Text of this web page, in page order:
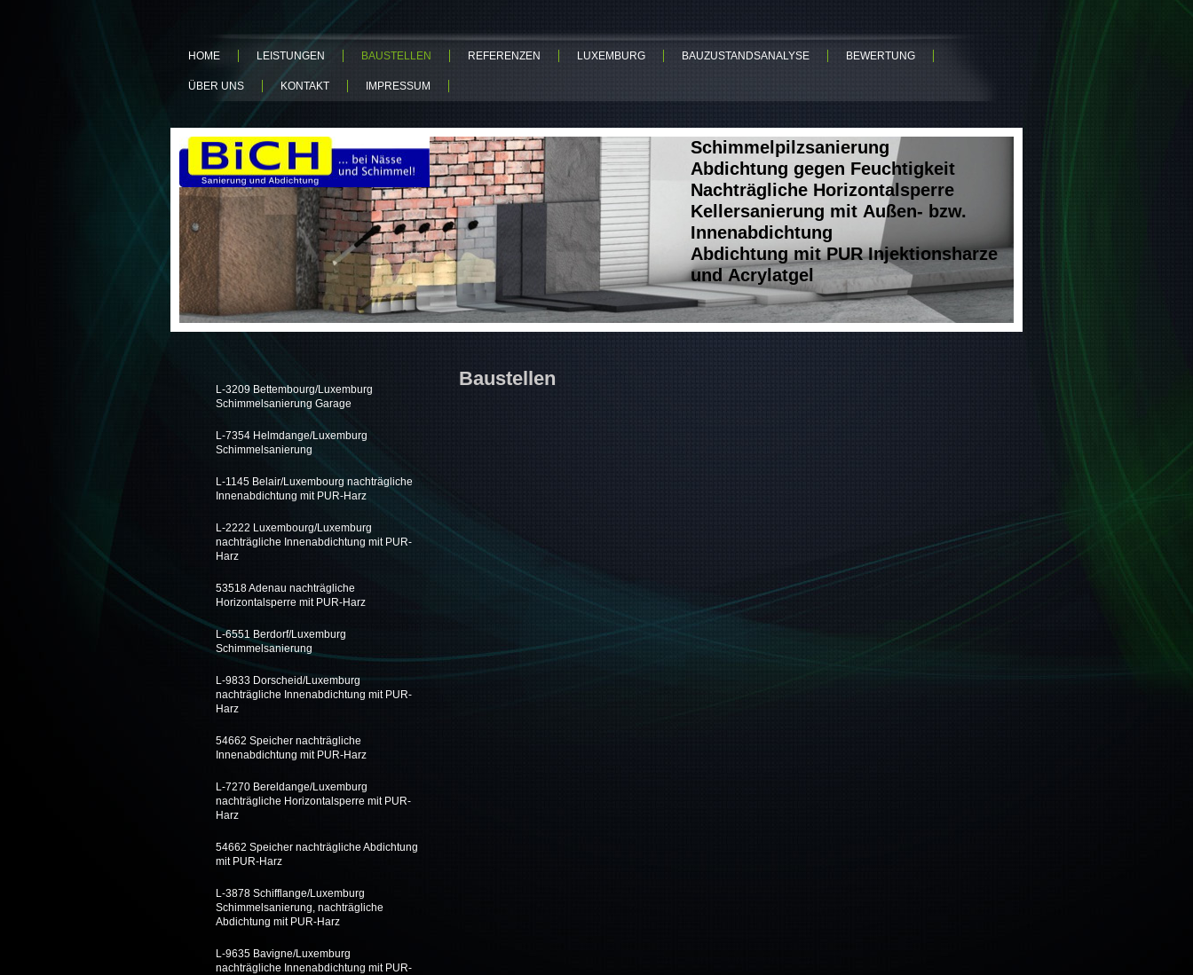
HOME LEISTUNGEN BAUSTELLEN REFERENZEN LUXEMBURG BAUZUSTANDSANALYSE BEWERTUNG
ÜBER UNS KONTAKT IMPRESSUM
Schimmelpilzsanierung
Abdichtung gegen Feuchtigkeit
Nachträgliche Horizontalsperre
Kellersanierung mit Außen- bzw.
Innenabdichtung
Abdichtung mit PUR Injektionsharze
und Acrylatgel
L-3209 Bettembourg/Luxemburg
Schimmelsanierung Garage
L-7354 Helmdange/Luxemburg
Schimmelsanierung
L-1145 Belair/Luxembourg nachträgliche
Innenabdichtung mit PUR-Harz
L-2222 Luxembourg/Luxemburg
nachträgliche Innenabdichtung mit PUR-
Harz
53518 Adenau nachträgliche
Horizontalsperre mit PUR-Harz
L-6551 Berdorf/Luxemburg
Schimmelsanierung
L-9833 Dorscheid/Luxemburg
nachträgliche Innenabdichtung mit PUR-
Harz
54662 Speicher nachträgliche
Innenabdichtung mit PUR-Harz
L-7270 Bereldange/Luxemburg
nachträgliche Horizontalsperre mit PUR-
Harz
54662 Speicher nachträgliche Abdichtung
mit PUR-Harz
L-3878 Schifflange/Luxemburg
Schimmelsanierung, nachträgliche
Abdichtung mit PUR-Harz
L-9635 Bavigne/Luxemburg
nachträgliche Innenabdichtung mit PUR-
Baustellen